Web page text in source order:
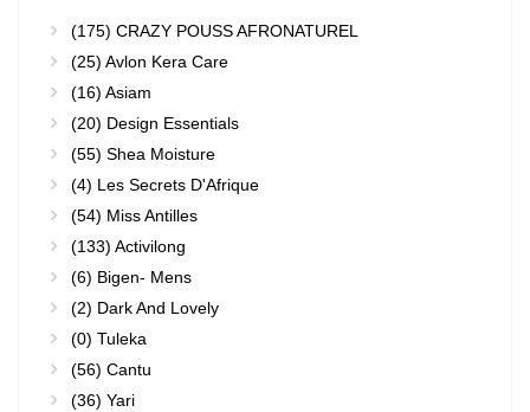
(175) CRAZY POUSS AFRONATUREL
(25) Avlon Kera Care
(16) Asiam
(20) Design Essentials
(55) Shea Moisture
(4) Les Secrets D'Afrique
(54) Miss Antilles
(133) Activilong
(6) Bigen- Mens
(2) Dark And Lovely
(0) Tuleka
(56) Cantu
(36) Yari